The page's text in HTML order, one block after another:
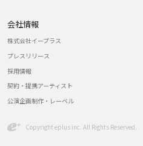
会社情報
株式会社イープラス
プレスリリース
採用情報
契約・提携アーティスト
公演企画制作・レーベル
Copyright eplus inc. All Rights Reserved.